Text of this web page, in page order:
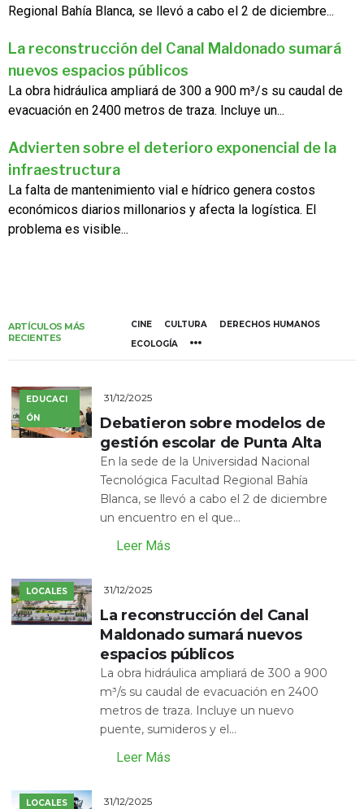
Regional Bahía Blanca, se llevó a cabo el 2 de diciembre...
La reconstrucción del Canal Maldonado sumará
nuevos espacios públicos
La obra hidráulica ampliará de 300 a 900 m³/s su caudal de
evacuación en 2400 metros de traza. Incluye un...
Advierten sobre el deterioro exponencial de la
infraestructura
La falta de mantenimiento vial e hídrico genera costos
económicos diarios millonarios y afecta la logística. El
problema es visible...
ARTÍCULOS MÁS
RECIENTES
CINE CULTURA
DERECHOS HUMANOS
ECOLOGÍA
EDUCACI
ÓN
31/12/2025
Debatieron sobre modelos de
gestión escolar de Punta Alta
En la sede de la Universidad Nacional
Tecnológica Facultad Regional Bahía
Blanca, se llevó a cabo el 2 de diciembre
un encuentro en el que...
Leer Más
LOCALES 31/12/2025
La reconstrucción del Canal
Maldonado sumará nuevos
espacios públicos
La obra hidráulica ampliará de 300 a 900
m³/s su caudal de evacuación en 2400
metros de traza. Incluye un nuevo
puente, sumideros y el...
Leer Más
LOCALES 31/12/2025